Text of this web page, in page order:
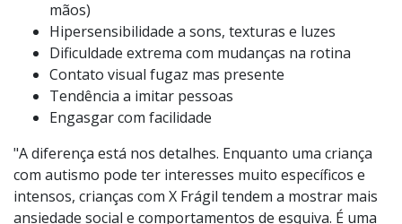
Ansiedade social intensa
Comportamentos repetitivos específicos (bater as
mãos repetidamente (hand flapping), morder as
mãos)
Hipersensibilidade a sons, texturas e luzes
Contato visual fugaz mas presente
Tendência a imitar pessoas
Engasgar com facilidade